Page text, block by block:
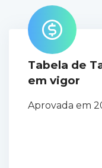
Tabela de
em vigor
Aprovada em